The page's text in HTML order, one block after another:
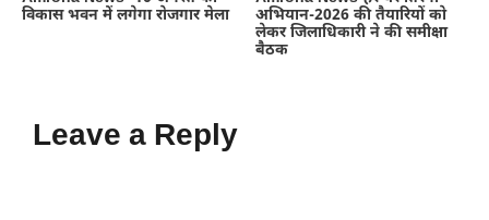
विकास भवन में लगेगा रोजगार मेला
अभियान-2026 की तैयारियों को
लेकर जिलाधिकारी ने की समीक्षा
बैठक
Leave a Reply